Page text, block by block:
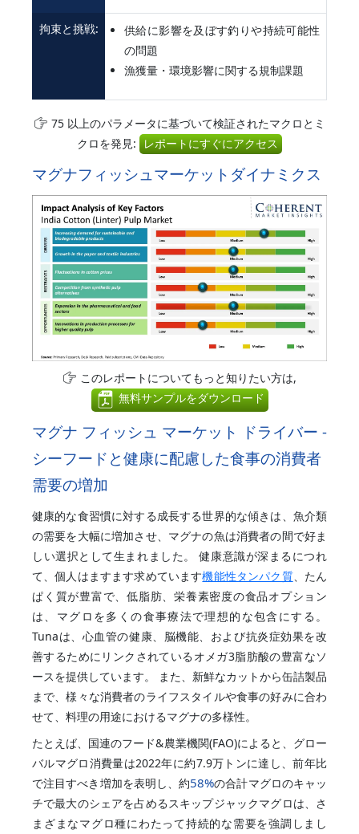
拘束と挑戦:
供給に影響を及ぼす釣りや持続可能性
の問題
漁獲量・環境影響に関する規制課題
75 以上のパラメータに基づいて検証されたマクロとミ
クロを発見: レポートにすぐにアクセス
マグナフィッシュマーケットダイナミクス
このレポートについてもっと知りたい方は,
無料サンプルをダウンロード
マグナ フィッシュ マーケット ドライバー -
シーフードと健康に配慮した食事の消費者
需要の増加
健康的な食習慣に対する成長する世界的な傾きは、魚介類
の需要を大幅に増加させ、マグナの魚は消費者の間で好ま
しい選択として生まれました。 健康意識が深まるにつれ
て、個人はますます求めています機能性タンパク質、たん
ぱく質が豊富で、低脂肪、栄養素密度の食品オプション
は、マグロを多くの食事療法で理想的な包含にする。
Tunaは、心血管の健康、脳機能、および抗炎症効果を改
善するためにリンクされているオメガ3脂肪酸の豊富なソ
ースを提供しています。 また、新鮮なカットから缶詰製品
まで、様々な消費者のライフスタイルや食事の好みに合わ
せて、料理の用途におけるマグナの多様性。
たとえば、国連のフード&農業機関(FAO)によると、グロー
バルマグロ消費量は2022年に約7.9万トンに達し、前年比
で注目すべき増加を表明し、約58%の合計マグロのキャッ
チで最大のシェアを占めるスキップジャックマグロは、さ
まざまなマグロ種にわたって持続的な需要を強調しまし